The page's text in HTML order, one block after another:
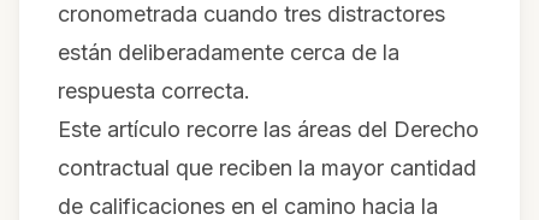
cronometrada cuando tres distractores
están deliberadamente cerca de la
respuesta correcta.
Este artículo recorre las áreas del Derecho
contractual que reciben la mayor cantidad
de calificaciones en el camino hacia la